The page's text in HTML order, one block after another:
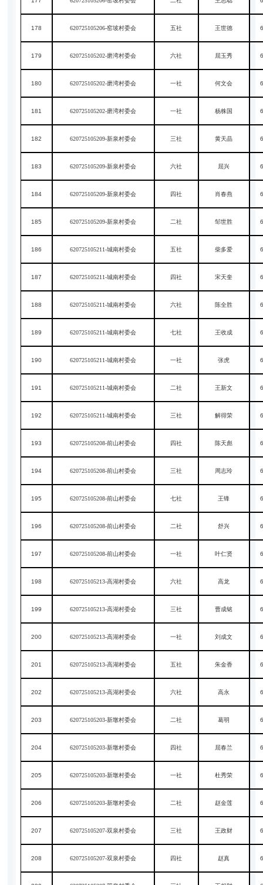
178 620725105206-窑坡村委会 五社 王世德
179 620725105202-磨湾村委会 六社 屈玉秀
180 620725105202-磨湾村委会 一社 何文会
181 620725105202-磨湾村委会 一社 杨株国
182 620725105209-新泉村委会 三社 黄天晶
183 620725105209-新泉村委会 六社 屈兴
184 620725105209-新泉村委会 四社 肖春燕
185 620725105209-新泉村委会 二社 邹世胜
186 620725105211-城南村委会 五社 柴多爱
187 620725105211-城南村委会 四社 宋天奎
188 620725105211-城南村委会 六社 陈全胜
189 620725105211-城南村委会 七社 王收成
190 620725105211-城南村委会 一社 张虎
191 620725105211-城南村委会 二社 王新文
192 620725105211-城南村委会 三社 解得荣
193 620725105208-前山村委会 四社 陈天彪
194 620725105208-前山村委会 三社 周志玲
195 620725105208-前山村委会 七社 王锋
196 620725105208-前山村委会 二社 舒兴
197 620725105208-前山村委会 一社 叶仁贤
198 620725105213-高湖村委会 六社 高龙
199 620725105213-高湖村委会 三社 曹成铭
200 620725105213-高湖村委会 一社 刘成文
201 620725105213-高湖村委会 五社 朱金香
202 620725105213-高湖村委会 六社 高永
203 620725105203-新墩村委会 二社 葛明
204 620725105203-新墩村委会 四社 屈春兰
205 620725105203-新墩村委会 一社 杜秀荣
206 620725105203-新墩村委会 二社 赵金莲
207 620725105207-双泉村委会 三社 王政财
208 620725105207-双泉村委会 四社 赵真